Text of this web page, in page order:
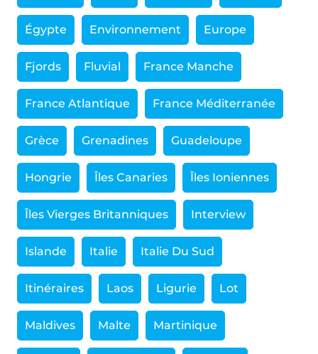
Égypte Environnement Europe
Fjords Fluvial France Manche
France Atlantique France Méditerranée
Grèce Grenadines Guadeloupe
Hongrie Îles Canaries Îles Ioniennes
Îles Vierges Britanniques Interview
Islande Italie Italie Du Sud
Itinéraires Laos Ligurie Lot
Maldives Malte Martinique